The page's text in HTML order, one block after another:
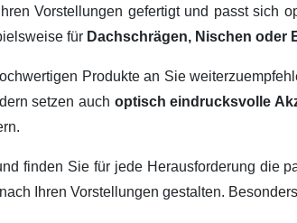
Vorstellungen gefertigt und passt sich
für Dachschrägen, Nischen oder
Produkte an Sie
setzen auch optisch eindrucksvolle
finden Sie für jede Herausforderung die
Ihren Vorstellungen gestalten.